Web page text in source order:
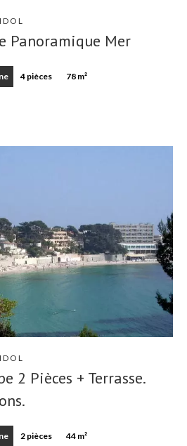
Panoramique Mer
4 pièces 78 m²
2 Pièces + Terrasse.
2 pièces 44 m²